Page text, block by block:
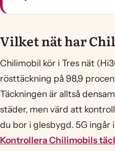
Vilket nät har
Chilimobil kör i Tres nät
rösttäckning på 98,9
Täckningen är alltså
städer, men värd att
du bor i glesbygd. 5G ingår
Kontrollera Chilimobils